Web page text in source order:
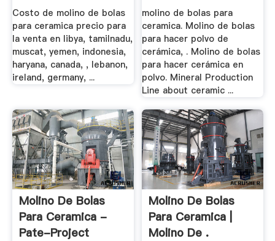
Costo de molino de bolas
para ceramica precio para
la venta en libya, tamilnadu,
muscat, yemen, indonesia,
haryana, canada, , lebanon,
ireland, germany, ...
molino de bolas para
ceramica. Molino de bolas
para hacer polvo de
cerámica, . Molino de bolas
para hacer cerámica en
polvo. Mineral Production
Line about ceramic ...
Molino De Bolas
Para Ceramica -
Pate-Project
Molino De Bolas
Para Ceramica |
Molino De .